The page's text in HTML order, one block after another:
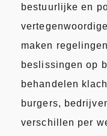
bestuurlijke en
maken
beslissingen op
behandelen
burgers,
verschillen per